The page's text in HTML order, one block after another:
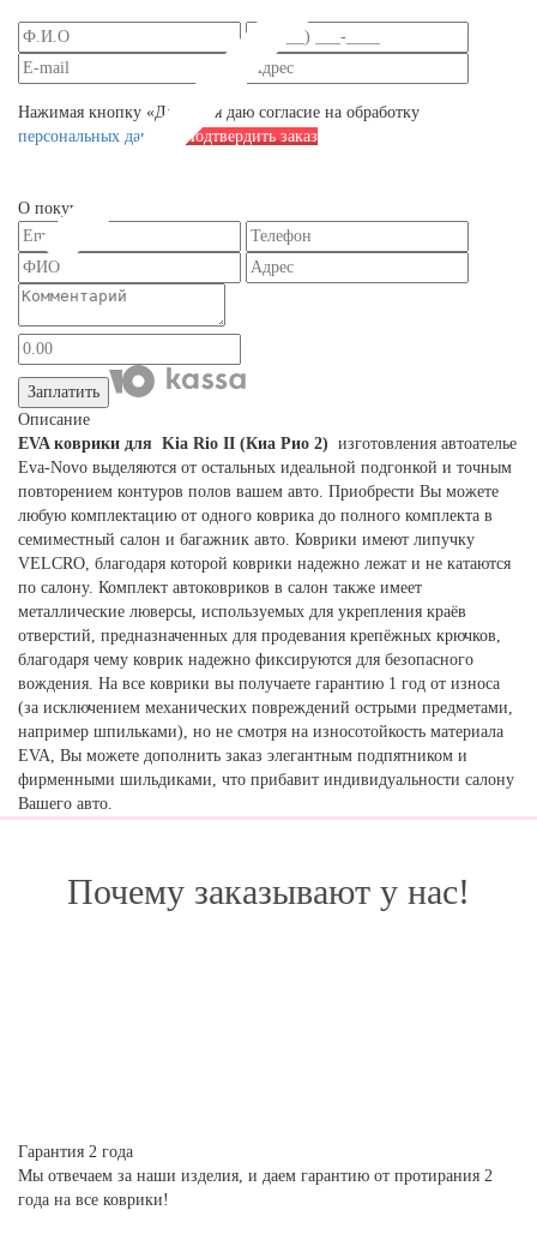
Нажимая кнопку «Далее», я даю согласие на обработку
персональных данных
Подтвердить заказ
О покупателе
Заплатить
Описание
EVA коврики для Kia Rio II (Киа Рио 2) изготовления автоателье
Eva-Novo выделяются от остальных идеальной подгонкой и точным
повторением контуров полов вашем авто. Приобрести Вы можете
любую комплектацию от одного коврика до полного комплекта в
семиместный салон и багажник авто. Коврики имеют липучку
VELCRO, благодаря которой коврики надежно лежат и не катаются
по салону. Комплект автоковриков в салон также имеет
металлические люверсы, используемых для укрепления краёв
отверстий, предназначенных для продевания крепёжных крючков,
благодаря чему коврик надежно фиксируются для безопасного
вождения. На все коврики вы получаете гарантию 1 год от износа
(за исключением механических повреждений острыми предметами,
например шпильками), но не смотря на износотойкость материала
EVA, Вы можете дополнить заказ элегантным подпятником и
фирменными шильдиками, что прибавит индивидуальности салону
Вашего авто.
Почему заказывают у нас!
Гарантия 2 года
Мы отвечаем за наши изделия, и даем гарантию от протирания 2
года на все коврики!